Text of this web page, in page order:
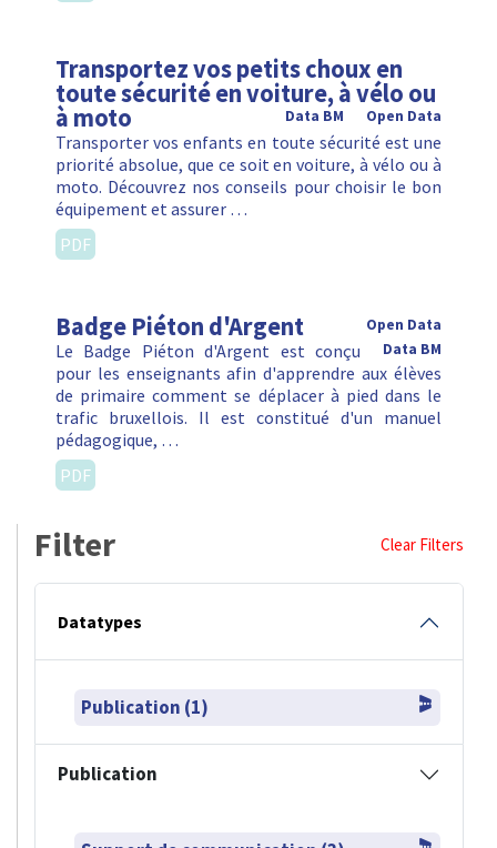
Transportez vos petits choux en
toute sécurité en voiture, à vélo ou
à moto Open Data
Data BM
Transporter vos enfants en toute sécurité est une
priorité absolue, que ce soit en voiture, à vélo ou à
moto. Découvrez nos conseils pour choisir le bon
équipement et assurer …
PDF
Badge Piéton d'Argent
Open Data
Data BM
Le Badge Piéton d'Argent est conçu
pour les enseignants afin d'apprendre aux élèves
de primaire comment se déplacer à pied dans le
trafic bruxellois. Il est constitué d'un manuel
pédagogique, …
PDF
Filter Clear Filters
Datatypes
Publication (1)
Publication